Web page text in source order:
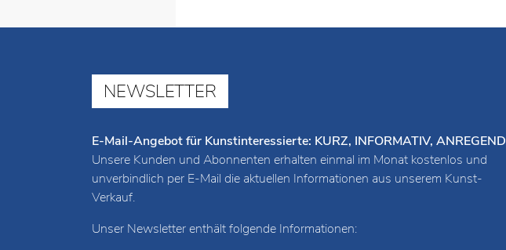
NEWSLETTER
E-Mail-Angebot für Kunstinteressierte: KURZ, INFORMATIV, ANREGEND
Unsere Kunden und Abonnenten erhalten einmal im Monat kostenlos und
unverbindlich per E-Mail die aktuellen Informationen aus unserem Kunst-
Verkauf.
Unser Newsletter enthält folgende Informationen: